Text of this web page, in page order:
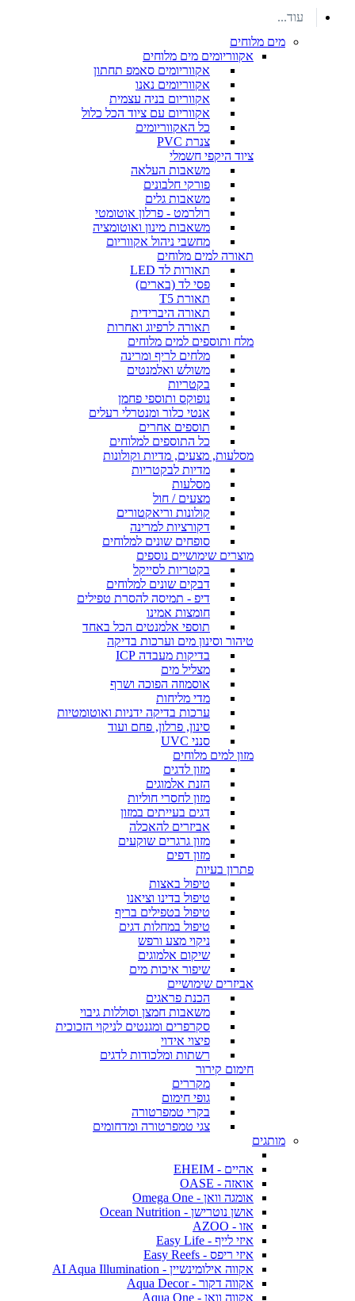
עוד...
מים מלוחים
אקווריומים מים מלוחים
אקווריומים סאמפ תחתון
אקווריומים נאנו
אקווריום בניה עצמית
אקווריום עם ציוד הכל כלול
כל האקווריומים
צנרת PVC
ציוד היקפי חשמלי
משאבות העלאה
פורקי חלבונים
משאבות גלים
רולרמט - פרלון אוטומטי
משאבות מינון ואוטומציה
מחשבי ניהול אקווריום
תאורה למים מלוחים
תאורות לד LED
פסי לד (בארים)
תאורת T5
תאורה היברידית
תאורה לרפיוג ואחרות
מלח ותוספים למים מלוחים
מלחים לריף ומרינה
משולש ואלמנטים
בקטריות
נופוקס ותוספי פחמן
אנטי כלור ומנטרלי רעלים
תוספים אחרים
כל התוספים למלוחים
מסלעות, מצעים, מדיות וקולונות
מדיות לבקטריות
מסלעות
מצעים / חול
קולונות וריאקטורים
דקורציות למרינה
סופחים שונים למלוחים
מוצרים שימושיים נוספים
בקטריות לסייקל
דבקים שונים למלוחים
דיפ - תמיסה להסרת טפילים
חומצות אמינו
תוספי אלמנטים הכל באחד
טיהור וסינון מים וערכות בדיקה
בדיקות מעבדה ICP
מצליל מים
אוסמוזה הפוכה ושרף
מדי מליחות
ערכות בדיקה ידניות ואוטומטיות
סינון, פרלון, פחם ועוד
סנני UVC
מזון למים מלוחים
מזון לדגים
הזנת אלמוגים
מזון לחסרי חוליות
דגים בעייתים במזון
אביזרים להאכלה
מזון גרגרים שוקעים
מזון דפים
פתרון בעיות
טיפול באצות
טיפול בדינו וציאנו
טיפול בטפילים בריף
טיפול במחלות דגים
ניקוי מצע ורפש
שיקום אלמוגים
שיפור איכות מים
אביזרים שימושיים
הכנת פראגים
משאבות חמצן וסוללות גיבוי
סקרפרים ומגנטים לניקוי הזכוכית
פיצוי אידוי
רשתות ומלכודות לדגים
חימום קירור
מקררים
גופי חימום
בקרי טמפרטורה
צגי טמפרטורה ומדחומים
מותגים
אהיים - EHEIM
אואזה - OASE
אומגה וואן - Omega One
אושן נוטרישן - Ocean Nutrition
אזו - AZOO
איזי לייף - Easy Life
איזי ריפס - Easy Reefs
אקווה אילומינשיין - AI Aqua Illumination
אקווה דקור - Aqua Decor
אקווה וואן - Aqua One